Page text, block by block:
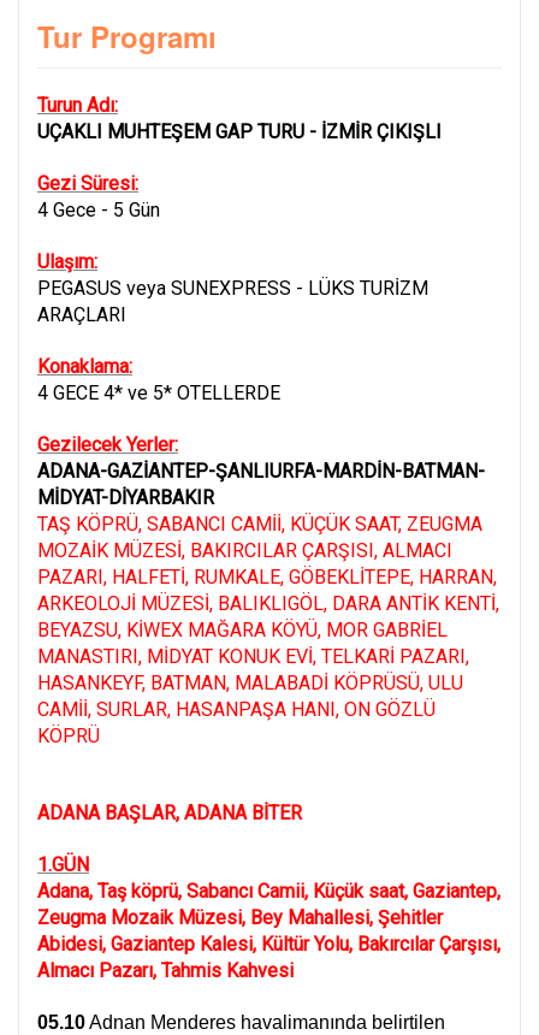
Tur Programı
Turun Adı:
UÇAKLI MUHTEŞEM GAP TURU - İZMİR ÇIKIŞLI
Gezi Süresi:
4 Gece - 5 Gün
Ulaşım:
PEGASUS veya SUNEXPRESS - LÜKS TURİZM
ARAÇLARI
Konaklama:
4 GECE 4* ve 5* OTELLERDE
Gezilecek Yerler:
ADANA-GAZİANTEP-ŞANLIURFA-MARDİN-BATMAN-
MİDYAT-DİYARBAKIR
TAŞ KÖPRÜ, SABANCI CAMİİ, KÜÇÜK SAAT, ZEUGMA
MOZAİK MÜZESİ, BAKIRCILAR ÇARŞISI, ALMACI
PAZARI, HALFETİ, RUMKALE, GÖBEKLİTEPE, HARRAN,
ARKEOLOJİ MÜZESİ, BALIKLIGÖL, DARA ANTİK KENTİ,
BEYAZSU, KİWEX MAĞARA KÖYÜ, MOR GABRİEL
MANASTIRI, MİDYAT KONUK EVİ, TELKARİ PAZARI,
HASANKEYF, BATMAN, MALABADİ KÖPRÜSÜ, ULU
CAMİİ, SURLAR, HASANPAŞA HANI, ON GÖZLÜ
KÖPRÜ
ADANA BAŞLAR, ADANA BİTER
1.GÜN
Adana, Taş köprü, Sabancı Camii, Küçük saat, Gaziantep,
Zeugma Mozaik Müzesi, Bey Mahallesi, Şehitler
Abidesi, Gaziantep Kalesi, Kültür Yolu, Bakırcılar Çarşısı,
Almacı Pazarı, Tahmis Kahvesi
05.10Adnan Menderes havalimanında belirtilen